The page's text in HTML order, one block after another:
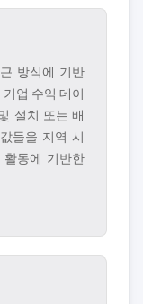
방식에 기반
업 수익 데이
설치 또는 배
들을 지역 시
동에 기반한